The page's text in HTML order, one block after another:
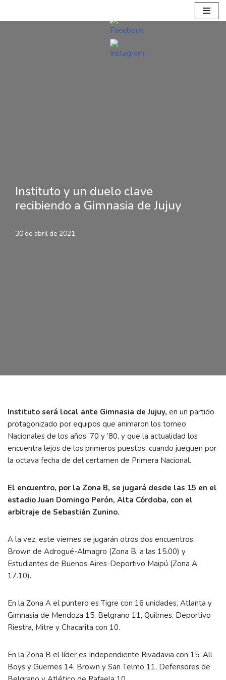
Instituto y un duelo clave
recibiendo a Gimnasia de Jujuy
30 de abril de 2021
Instituto será local ante Gimnasia de Jujuy, en un partido
protagonizado por equipos que animaron los torneo
Nacionales de los años ’70 y ’80, y que la actualidad los
encuentra lejos de los primeros puestos, cuando jueguen por
la octava fecha de del certamen de Primera Nacional.
El encuentro, por la Zona B, se jugará desde las 15 en el
estadio Juan Domingo Perón, Alta Córdoba, con el
arbitraje de Sebastián Zunino.
A la vez, este viernes se jugarán otros dos encuentros:
Brown de Adrogué-Almagro (Zona B, a las 15.00) y
Estudiantes de Buenos Aires-Deportivo Maipú (Zona A,
17.10).
En la Zona A el puntero es Tigre con 16 unidades, Atlanta y
Gimnasia de Mendoza 15, Belgrano 11, Quilmes, Deportivo
Riestra, Mitre y Chacarita con 10.
En la Zona B el líder es Independiente Rivadavia con 15, All
Boys y Güemes 14, Brown y San Telmo 11, Defensores de